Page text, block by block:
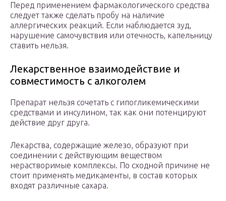
Перед применением фармакологического средства
следует также сделать пробу на наличие
аллергических реакций. Если наблюдается зуд,
нарушение самочувствия или отечность, капельницу
ставить нельзя.
Лекарственное взаимодействие и
совместимость с алкоголем
Препарат нельзя сочетать с гипогликемическими
средствами и инсулином, так как они потенцируют
действие друг друга.
Лекарства, содержащие железо, образуют при
соединении с действующим веществом
нерастворимые комплексы. По сходной причине не
стоит применять медикаменты, в состав которых
входят различные сахара.